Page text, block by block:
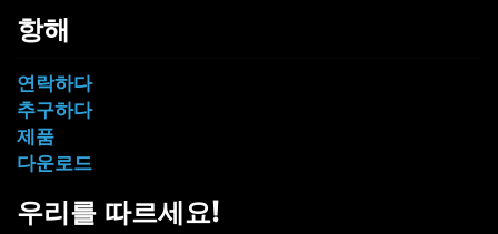
항해
연락하다
추구하다
제품
다운로드
우리를 따르세요!